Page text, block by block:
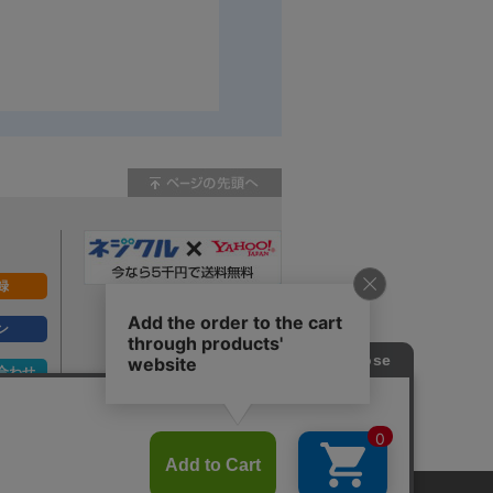
わせ